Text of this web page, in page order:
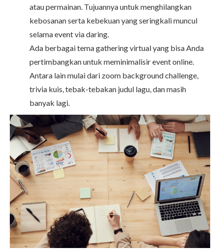
atau permainan. Tujuannya untuk menghilangkan
kebosanan serta kebekuan yang seringkali muncul
selama event via daring.
Ada berbagai tema gathering virtual yang bisa Anda
pertimbangkan untuk meminimalisir event online.
Antara lain mulai dari zoom background challenge,
trivia kuis, tebak-tebakan judul lagu, dan masih
banyak lagi.